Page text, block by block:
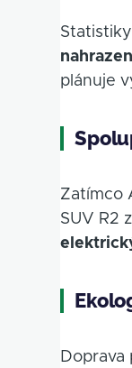
plánuje
Zatímco
SUV R2